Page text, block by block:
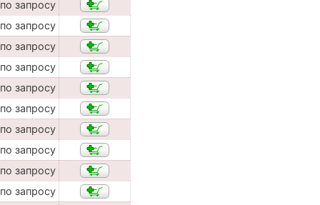
по запросу
по запросу
по запросу
по запросу
по запросу
по запросу
по запросу
по запросу
по запросу
по запросу